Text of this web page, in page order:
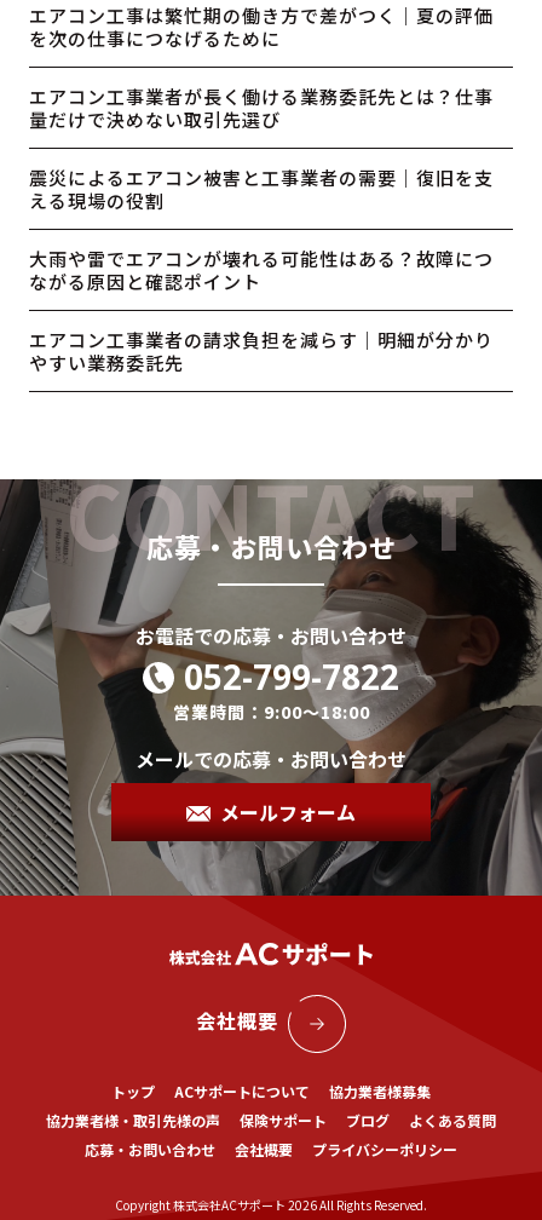
エアコン工事は繁忙期の働き方で差がつく｜夏の評価
を次の仕事につなげるために
エアコン工事業者が長く働ける業務委託先とは？仕事
量だけで決めない取引先選び
震災によるエアコン被害と工事業者の需要｜復旧を支
える現場の役割
大雨や雷でエアコンが壊れる可能性はある？故障につ
ながる原因と確認ポイント
エアコン工事業者の請求負担を減らす｜明細が分かり
やすい業務委託先
応募・お問い合わせ
お電話での応募・お問い合わせ
052-799-7822
営業時間：9:00～18:00
メールでの応募・お問い合わせ
メールフォーム
会社概要
トップ ACサポートについて
協力業者様募集
協力業者様・取引先様の声
保険サポート ブログ
よくある質問
応募・お問い合わせ
会社概要 プライバシーポリシー
Copyright 株式会社ACサポート 2026 All Rights Reserved.